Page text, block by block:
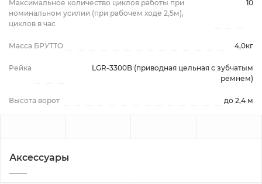
Максимальное количество циклов работы при
номинальном усилии (при рабочем ходе 2,5м),
циклов в час
10
Масса БРУТТО 4,0кг
Рейка
LGR-3300B (приводная цельная с зубчатым
ремнем)
Высота ворот до 2,4 м
Аксессуары